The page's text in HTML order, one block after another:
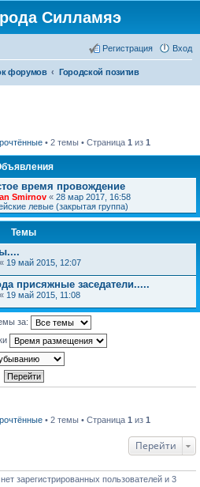
Силламяэ
Вход
Регистрация
форумов Городской позитив
• 2 темы • Страница 1 из 1
время провождение
Smirnov « 28 мар 2017, 16:58
левые (закрытая группа)
Темы
« 19 май 2015, 12:07
присяжные заседатели.....
« 19 май 2015, 11:08
за:
• 2 темы • Страница 1 из 1
Перейти
зарегистрированных пользователей и 3